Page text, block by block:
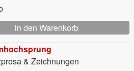
& Zeichnungen